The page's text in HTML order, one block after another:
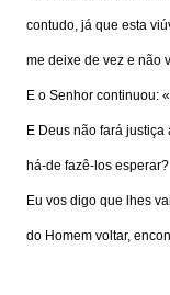
contudo, já que esta
me deixe de vez e não
E o Senhor continuou:
E Deus não fará
há-de fazê-los esperar?
Eu vos digo que lhes
do Homem voltar,